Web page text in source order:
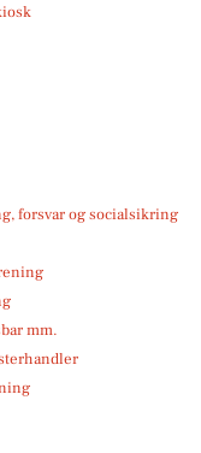
forsvar og socialsikring
mm.